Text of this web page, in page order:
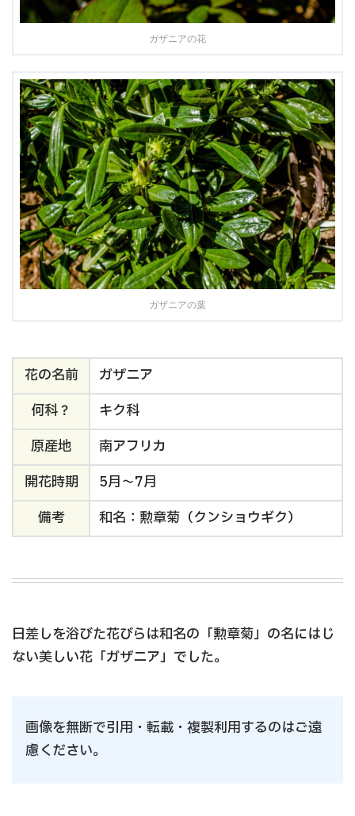
ガザニアの花
ガザニアの葉
花の名前
ガザニア
何科？
キク科
原産地
南アフリカ
開花時期
5月～7月
備考
和名：勲章菊（クンショウギク）
日差しを浴びた花びらは和名の「勲章菊」の名にはじ
ない美しい花「ガザニア」でした。
画像を無断で引用・転載・複製利用するのはご遠
慮ください。